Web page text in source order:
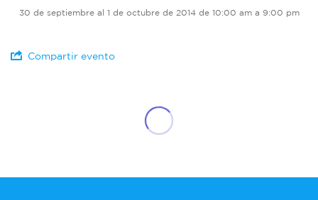
30 de septiembre al 1 de octubre de 2014 de 10:00 am a 9:00 pm
Compartir evento